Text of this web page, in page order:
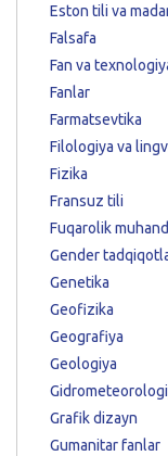
Eston tili va
Falsafa
Fan va
Fanlar
Farmatsevtika
Filologiya va
Fizika
Fransuz tili
Fuqarolik
Gender
Genetika
Geofizika
Geografiya
Geologiya
Grafik dizayn
Gumanitar fanlar